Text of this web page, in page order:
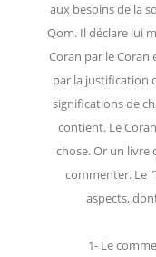
aux besoins de la
Qom. Il déclare lui
Coran par le
par la justification
significations de
contient. Le
chose. Or un
commenter. Le
aspects,
1- Le